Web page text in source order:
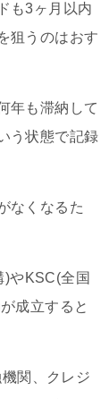
も3ヶ月以内
狙うのはおす
年も滞納して
う状態で記録
なくなるた
やKSC(全国
成立すると
関、クレジ